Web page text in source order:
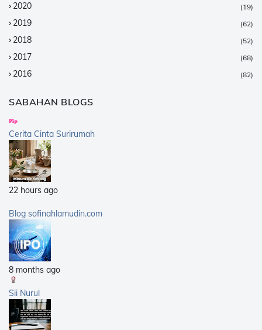
2020 (19)
2019 (62)
2018 (52)
2017 (68)
2016 (82)
2014
2013
2012
2011
2010
2009
2008
2007
SABAHAN BLOGS
Cerita Cinta Surirumah
22 hours ago
Blog sofinahlamudin.com
8 months ago
Sii Nurul